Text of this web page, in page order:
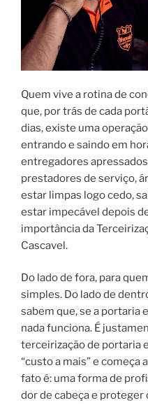
Quem vive a rotina de
que, por trás de cada
dias, existe uma
entrando e saindo em
entregadores
prestadores de serviço,
estar limpas logo cedo,
estar impecável depois
importância da
Cascavel.
Do lado de fora, para
simples. Do lado de
sabem que, se a portaria
nada funciona. É
terceirização de portaria
“custo a mais” e começa
fato é: uma forma de
dor de cabeça e